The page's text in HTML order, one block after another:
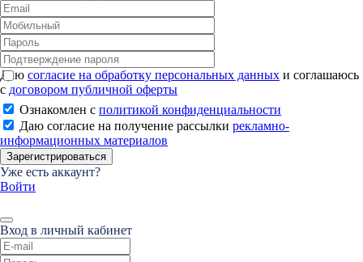
Даю согласие на обработку персональных данных и соглашаюсь
с договором публичной оферты
Ознакомлен с политикой конфиденциальности
Даю согласие на получение рассылки рекламно-
информационных материалов
Зарегистрироваться
Уже есть аккаунт?
Войти
Вход в личный кабинет